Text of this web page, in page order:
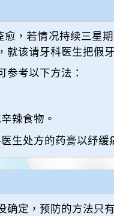
，若情况持续三星
就该请牙科医生把假
参考以下方法：
辣食物。
生处方的药膏以纾缓
定，预防的方法只